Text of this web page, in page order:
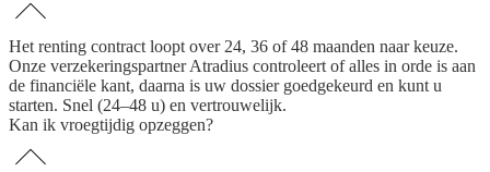
Het renting contract loopt over 24, 36 of 48 maanden naar keuze.
Onze verzekeringspartner Atradius controleert of alles in orde is aan
de financiële kant, daarna is uw dossier goedgekeurd en kunt u
starten. Snel (24–48 u) en vertrouwelijk.
Kan ik vroegtijdig opzeggen?